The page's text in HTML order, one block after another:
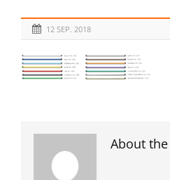
12 SEP. 2018
About